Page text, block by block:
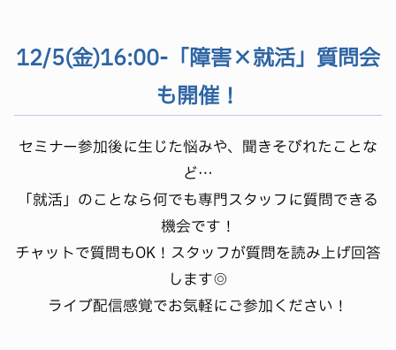
12/5(金)16:00-「障害×就活」質問会
も開催！
セミナー参加後に生じた悩みや、聞きそびれたことな
ど…
「就活」のことなら何でも専門スタッフに質問できる
機会です！
チャットで質問もOK！スタッフが質問を読み上げ回答
します◎
ライブ配信感覚でお気軽にご参加ください！